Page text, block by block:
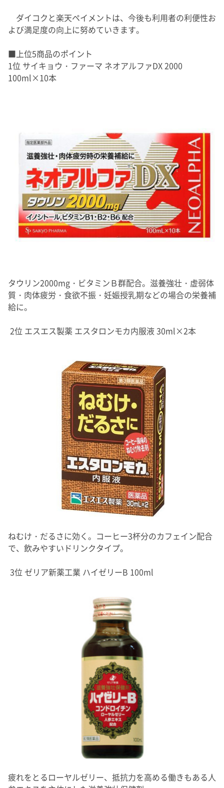
ダイコクと楽天ペイメントは、今後も利用者の利便性お
よび満足度の向上に努めていきます。
■上位5商品のポイント
1位 サイキョウ・ファーマ ネオアルファDX 2000
100ml×10本
タウリン2000mg・ビタミンＢ群配合。滋養強壮・虚弱体
質・肉体疲労・食欲不振・妊娠授乳期などの場合の栄養補
給に。
2位 エスエス製薬 エスタロンモカ内服液 30ml×2本
ねむけ・だるさに効く。コーヒー3杯分のカフェイン配合
で、飲みやすいドリンクタイプ。
3位 ゼリア新薬工業 ハイゼリーB 100ml
疲れをとるローヤルゼリー、抵抗力を高める働きもある人